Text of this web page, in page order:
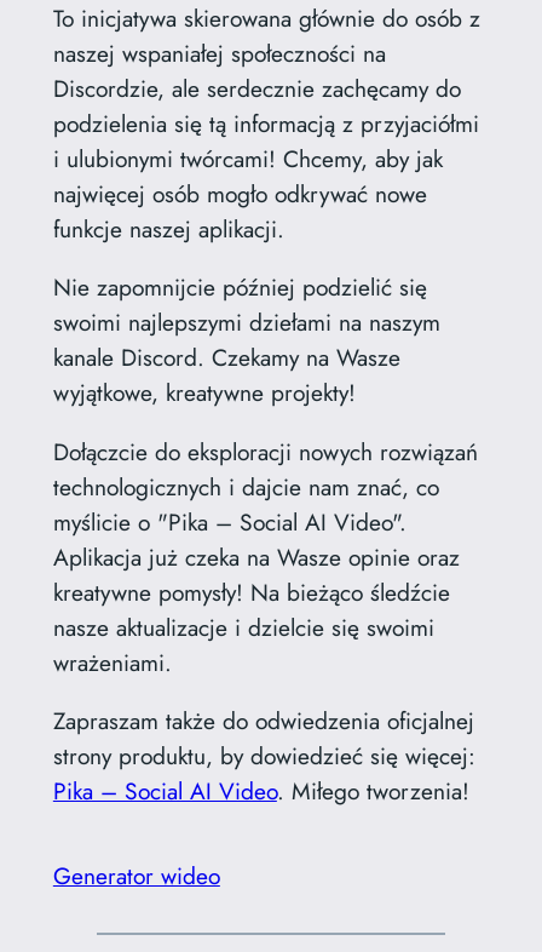
To inicjatywa skierowana głównie do osób z
naszej wspaniałej społeczności na
Discordzie, ale serdecznie zachęcamy do
podzielenia się tą informacją z przyjaciółmi
i ulubionymi twórcami! Chcemy, aby jak
najwięcej osób mogło odkrywać nowe
funkcje naszej aplikacji.
Nie zapomnijcie później podzielić się
swoimi najlepszymi dziełami na naszym
kanale Discord. Czekamy na Wasze
wyjątkowe, kreatywne projekty!
Dołączcie do eksploracji nowych rozwiązań
technologicznych i dajcie nam znać, co
myślicie o "Pika – Social AI Video".
Aplikacja już czeka na Wasze opinie oraz
kreatywne pomysły! Na bieżąco śledźcie
nasze aktualizacje i dzielcie się swoimi
wrażeniami.
Zapraszam także do odwiedzenia oficjalnej
strony produktu, by dowiedzieć się więcej:
Pika – Social AI Video. Miłego tworzenia!
Generator wideo